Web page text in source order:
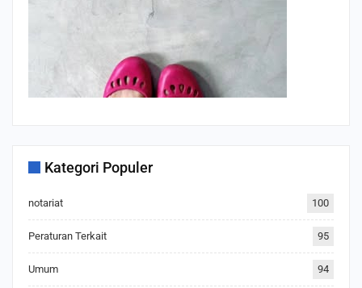
Kategori Populer
notariat 100
Peraturan Terkait 95
Umum 94